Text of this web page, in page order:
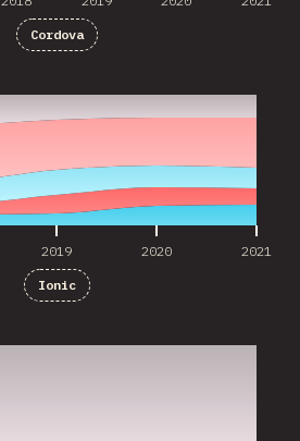
Cordova
2019 2020 2021
Ionic